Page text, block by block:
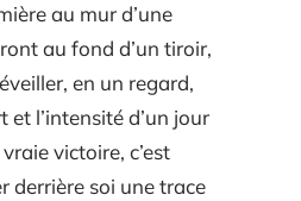
au mur d’une
au fond d’un tiroir,
en un regard,
et l’intensité d’un jour
victoire, c’est
derrière soi une trace